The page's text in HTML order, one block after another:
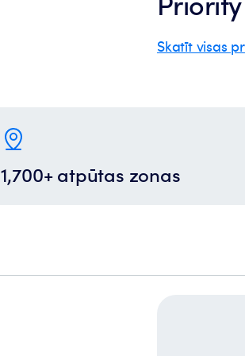
Skatīt visas
1,700+ atpūtas zonas